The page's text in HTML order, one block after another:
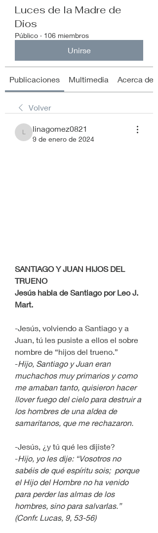
Luces de la Madre de
Dios
Público · 106 miembros
Unirse
Publicaciones Multimedia Acerca de
Volver
linagomez0821
linagomez0821
9 de enero de 2024
SANTIAGO Y JUAN HIJOS DEL
TRUENO
Jesús habla de Santiago por Leo J.
Mart.
-Jesús, volviendo a Santiago y a
Juan, tú les pusiste a ellos el sobre
nombre de “hijos del trueno.”
-Hijo, Santiago y Juan eran
muchachos muy primarios y como
me amaban tanto, quisieron hacer
llover fuego del cielo para destruir a
los hombres de una aldea de
samaritanos, que me rechazaron.
-Jesús, ¿y tú qué les dijiste?
-Hijo, yo les dije: “Vosotros no
sabéis de qué espíritu sois;  porque
el Hijo del Hombre no ha venido
para perder las almas de los
hombres, sino para salvarlas.”
(Confr. Lucas, 9, 53-56)